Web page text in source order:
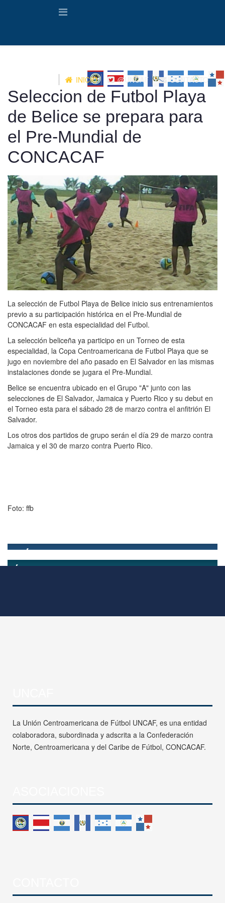
INICIO @UNCAF CONTACTO
Seleccion de Futbol Playa
de Belice se prepara para
el Pre-Mundial de
CONCACAF
La selección de Futbol Playa de Belice inicio sus entrenamientos
previo a su participación histórica en el Pre-Mundial de
CONCACAF en esta especialidad del Futbol.
La selección beliceña ya participo en un Torneo de esta
especialidad, la Copa Centroamericana de Futbol Playa que se
jugo en noviembre del año pasado en El Salvador en las mismas
instalaciones donde se jugara el Pre-Mundial.
Belice se encuentra ubicado en el Grupo "A" junto con las
selecciones de El Salvador, Jamaica y Puerto Rico y su debut en
el Torneo esta para el sábado 28 de marzo contra el anfitrión El
Salvador.
Los otros dos partidos de grupo serán el día 29 de marzo contra
Jamaica y el 30 de marzo contra Puerto Rico.
Foto: ffb
La Unión Centroamericana de Fútbol UNCAF, es una entidad
colaboradora, subordinada y adscrita a la Confederación
Norte, Centroamericana y del Caribe de Fútbol, CONCACAF.